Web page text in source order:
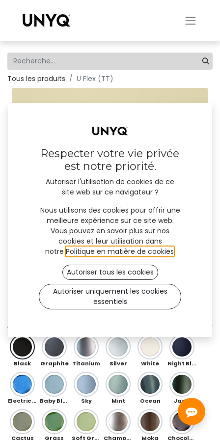
Tous les produits U Flex (TT)
U Flex (TT)
AVANT
Black Graphite Titanium Silver White Night Blue
Electric Blue Baby Blue Sky Mint Ocean Jade
Cactus Grass Soft Green Champagne Moka Chocolate
Respecter votre vie privée
est notre priorité.
Autoriser l'utilisation de cookies de ce
site web sur ce navigateur ?
Nous utilisons des cookies pour offrir une
meilleure expérience sur ce site web.
Vous pouvez en savoir plus sur nos
cookies et leur utilisation dans
notre Politique en matière de cookies
Autoriser tous les cookies
Autoriser uniquement les cookies
essentiels